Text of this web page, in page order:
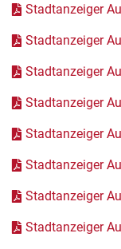
Stadtanzeiger
Stadtanzeiger
Stadtanzeiger
Stadtanzeiger
Stadtanzeiger
Stadtanzeiger
Stadtanzeiger
Stadtanzeiger